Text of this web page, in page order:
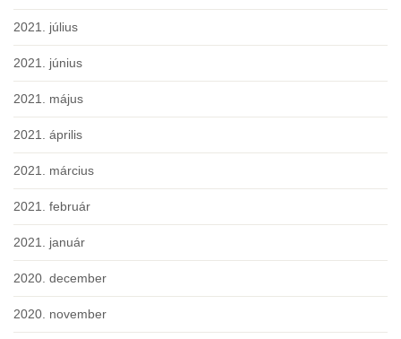
2021. július
2021. június
2021. május
2021. április
2021. március
2021. február
2021. január
2020. december
2020. november